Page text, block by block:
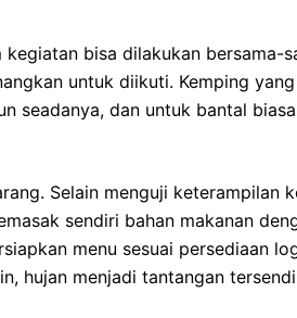
bisa dilakukan bersama-
untuk diikuti. Kemping
seadanya, dan untuk bantal
Selain menguji keterampilan
sendiri bahan makanan
menu sesuai persediaan
hujan menjadi tantangan